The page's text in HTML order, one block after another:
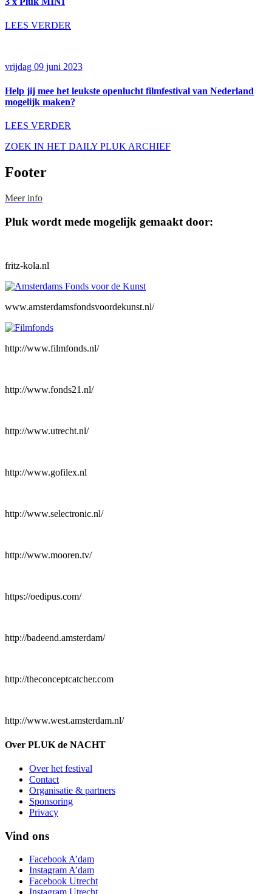
LEES VERDER
vrijdag 09 juni 2023
Help jij mee het leukste openlucht filmfestival van Nederland
mogelijk maken?
LEES VERDER
ZOEK IN HET DAILY PLUK ARCHIEF
Footer
Meer info
Pluk wordt mede mogelijk gemaakt door:
fritz-kola.nl
www.amsterdamsfondsvoordekunst.nl/
http://www.filmfonds.nl/
http://www.fonds21.nl/
http://www.utrecht.nl/
http://www.gofilex.nl
http://www.selectronic.nl/
http://www.mooren.tv/
https://oedipus.com/
http://badeend.amsterdam/
http://theconceptcatcher.com
http://www.west.amsterdam.nl/
Over PLUK de NACHT
Over het festival
Contact
Organisatie & partners
Sponsoring
Privacy
Vind ons
Facebook A’dam
Instagram A’dam
Facebook Utrecht